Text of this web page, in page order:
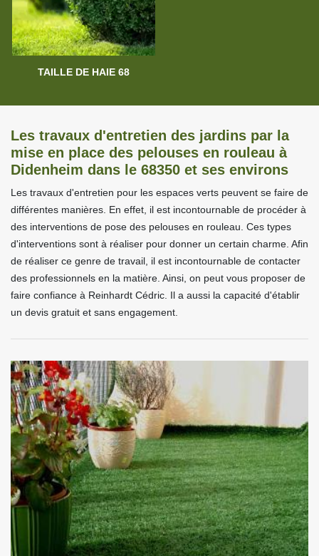
TAILLE DE HAIE 68
Les travaux d'entretien des jardins par la
mise en place des pelouses en rouleau à
Didenheim dans le 68350 et ses environs
Les travaux d'entretien pour les espaces verts peuvent se faire de
différentes manières. En effet, il est incontournable de procéder à
des interventions de pose des pelouses en rouleau. Ces types
d'interventions sont à réaliser pour donner un certain charme. Afin
de réaliser ce genre de travail, il est incontournable de contacter
des professionnels en la matière. Ainsi, on peut vous proposer de
faire confiance à Reinhardt Cédric. Il a aussi la capacité d'établir
un devis gratuit et sans engagement.